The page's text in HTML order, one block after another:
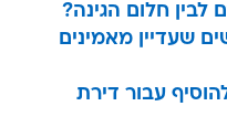
לבין חלום הגינה?
שעדיין מאמינים
עבור דירת